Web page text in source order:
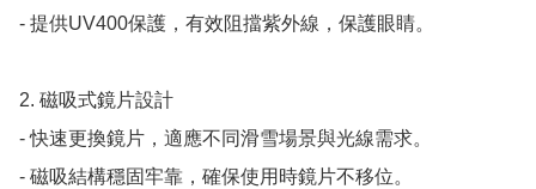
- 提供UV400保護，有效阻擋紫外線，保護眼睛。
2. 磁吸式鏡片設計
- 快速更換鏡片，適應不同滑雪場景與光線需求。
- 磁吸結構穩固牢靠，確保使用時鏡片不移位。